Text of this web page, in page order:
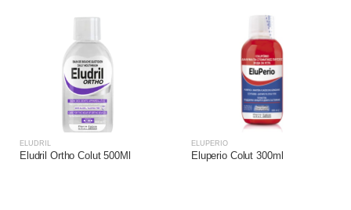
ELUDRIL
Eludril Ortho Colut 500Ml
ELUPERIO
Eluperio Colut 300ml